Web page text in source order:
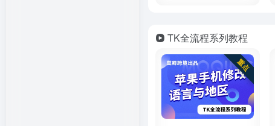
TK全流程系列教程